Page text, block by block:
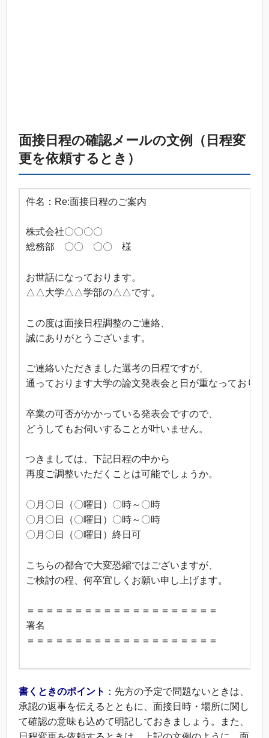
面接日程の確認メールの文例（日程変
更を依頼するとき）
件名：Re:面接日程のご案内
株式会社〇〇〇〇
総務部 〇〇 〇〇 様
お世話になっております。
△△大学△△学部の△△です。
この度は面接日程調整のご連絡、
誠にありがとうございます。
ご連絡いただきました選考の日程ですが、
通っております大学の論文発表会と日が重なっておりま
卒業の可否がかかっている発表会ですので、
どうしてもお伺いすることが叶いません。
つきましては、下記日程の中から
再度ご調整いただくことは可能でしょうか。
〇月〇日（〇曜日）〇時～〇時
〇月〇日（〇曜日）〇時～〇時
〇月〇日（〇曜日）終日可
こちらの都合で大変恐縮ではございますが、
ご検討の程、何卒宜しくお願い申し上げます。
＝＝＝＝＝＝＝＝＝＝＝＝＝＝＝＝＝＝＝＝
署名
＝＝＝＝＝＝＝＝＝＝＝＝＝＝＝＝＝＝＝＝
書くときのポイント ： 先方の予定で問題ないときは、
承認の返事を伝えるとともに、面接日時・場所に関し
て確認の意味も込めて明記しておきましょう。また、